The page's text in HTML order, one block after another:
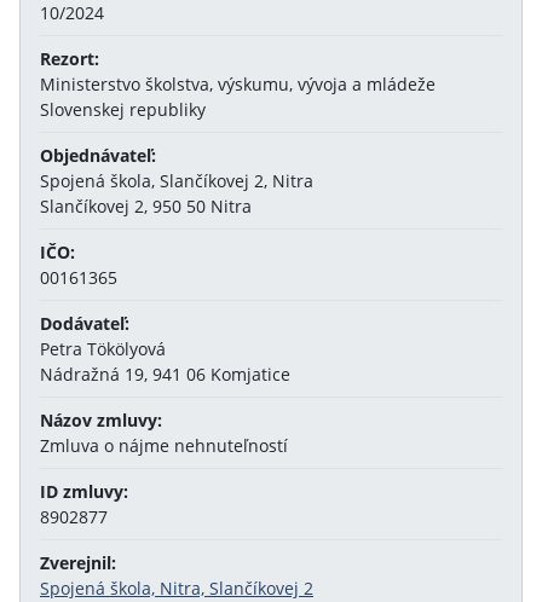
10/2024
Rezort:
Ministerstvo školstva, výskumu, vývoja a mládeže
Slovenskej republiky
Objednávateľ:
Spojená škola, Slančíkovej 2, Nitra
Slančíkovej 2, 950 50 Nitra
IČO:
00161365
Dodávateľ:
Petra Tökölyová
Nádražná 19, 941 06 Komjatice
Názov zmluvy:
Zmluva o nájme nehnuteľností
ID zmluvy:
8902877
Zverejnil:
Spojená škola, Nitra, Slančíkovej 2